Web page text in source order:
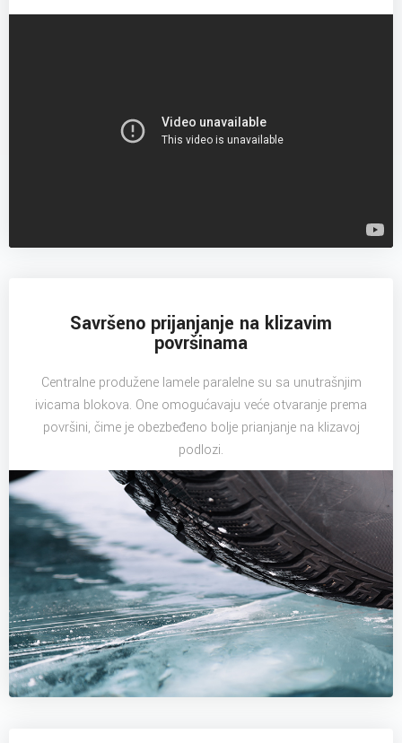
Savršeno prijanjanje na klizavim
površinama
Centralne produžene lamele paralelne su sa unutrašnjim
ivicama blokova. One omogućavaju veće otvaranje prema
površini, čime je obezbeđeno bolje prianjanje na klizavoj
podlozi.